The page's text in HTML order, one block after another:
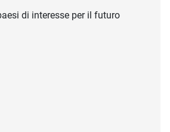
di interesse per il futuro